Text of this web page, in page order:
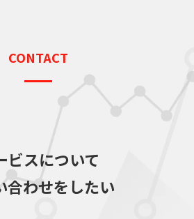
CONTACT
ビスについて
合わせをしたい